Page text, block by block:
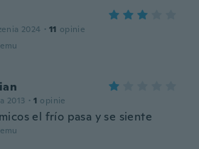
2024 · 11 opinie
2013 · 1 opinie
el frío pasa y se siente